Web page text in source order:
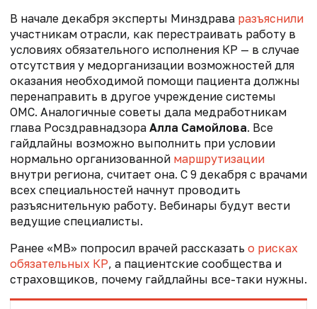
В начале декабря эксперты Минздрава разъяснили
участникам отрасли, как перестраивать работу в
условиях обязательного исполнения КР — в случае
отсутствия у медорганизации возможностей для
оказания необходимой помощи пациента должны
перенаправить в другое учреждение системы
ОМС. Аналогичные советы дала медработникам
глава Росздравнадзора Алла Самойлова. Все
гайдлайны возможно выполнить при условии
нормально организованной маршрутизации
внутри региона, считает она. С 9 декабря с врачами
всех специальностей начнут проводить
разъяснительную работу. Вебинары будут вести
ведущие специалисты.
Ранее «МВ» попросил врачей рассказать о рисках
обязательных КР, а пациентские сообщества и
страховщиков, почему гайдлайны все-таки нужны.